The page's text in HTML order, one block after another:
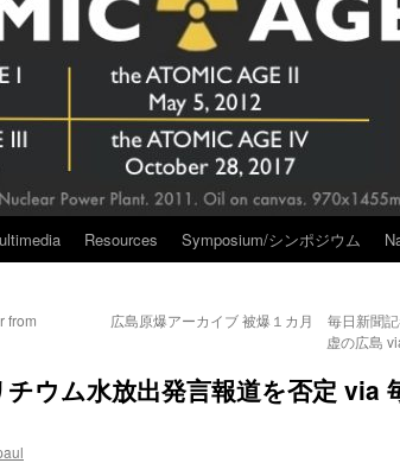
Resources Symposium/シンポジウム
from
広島原爆アーカイブ 被爆１カ月 毎日新聞
虚の広島
ウム水放出発言報道を否定 via